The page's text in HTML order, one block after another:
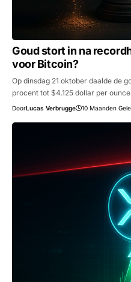
Goud stort in na
voor Bitcoin?
Op dinsdag 21 oktober daalde de
procent tot $4.125 dollar per
DoorLucas Verbrugge 10 Maanden